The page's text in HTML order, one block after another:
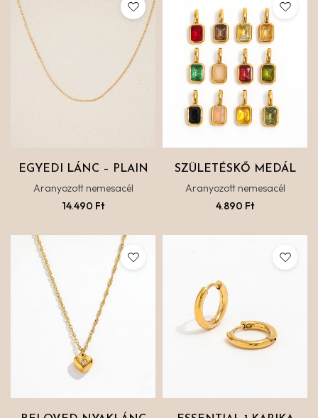
EGYEDI LÁNC – PLAIN
Aranyozott nemesacél
14.490 Ft
SZÜLETÉSKŐ MEDÁL
Aranyozott nemesacél
4.890 Ft